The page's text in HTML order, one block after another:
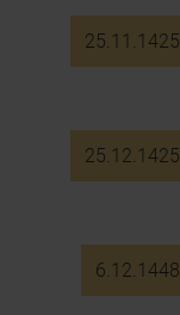
25.11.1425
25.12.1425
6.12.1448